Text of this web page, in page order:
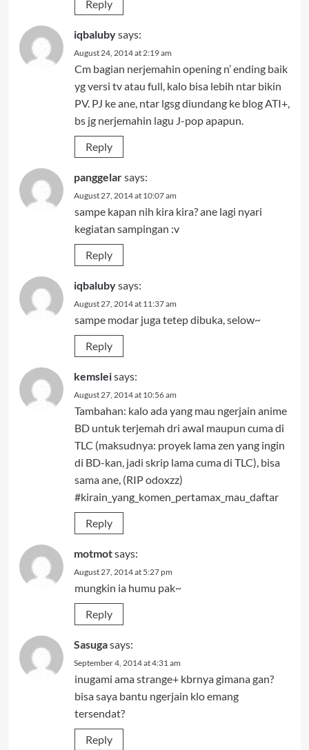
Reply
iqbalubysays:
August 24, 2014 at 2:19 am
Cm bagian nerjemahin opening n’ ending baik
yg versi tv atau full, kalo bisa lebih ntar bikin
PV. PJ ke ane, ntar lgsg diundang ke blog ATI+,
bs jg nerjemahin lagu J-pop apapun.
Reply
panggelarsays:
August 27, 2014 at 10:07 am
sampe kapan nih kira kira? ane lagi nyari
kegiatan sampingan :v
Reply
iqbalubysays:
August 27, 2014 at 11:37 am
sampe modar juga tetep dibuka, selow~
Reply
kemsleisays:
August 27, 2014 at 10:56 am
Tambahan: kalo ada yang mau ngerjain anime
BD untuk terjemah dri awal maupun cuma di
TLC (maksudnya: proyek lama zen yang ingin
di BD-kan, jadi skrip lama cuma di TLC), bisa
sama ane, (RIP odoxzz)
#kirain_yang_komen_pertamax_mau_daftar
Reply
motmotsays:
August 27, 2014 at 5:27 pm
mungkin ia humu pak~
Reply
Sasugasays:
September 4, 2014 at 4:31 am
inugami ama strange+ kbrnya gimana gan?
bisa saya bantu ngerjain klo emang
tersendat?
Reply